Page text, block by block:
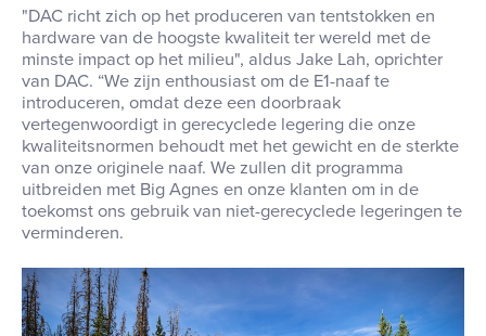
"DAC richt zich op het produceren van tentstokken en
hardware van de hoogste kwaliteit ter wereld met de
minste impact op het milieu", aldus Jake Lah, oprichter
van DAC. “We zijn enthousiast om de E1-naaf te
introduceren, omdat deze een doorbraak
vertegenwoordigt in gerecyclede legering die onze
kwaliteitsnormen behoudt met het gewicht en de sterkte
van onze originele naaf. We zullen dit programma
uitbreiden met Big Agnes en onze klanten om in de
toekomst ons gebruik van niet-gerecyclede legeringen te
verminderen.